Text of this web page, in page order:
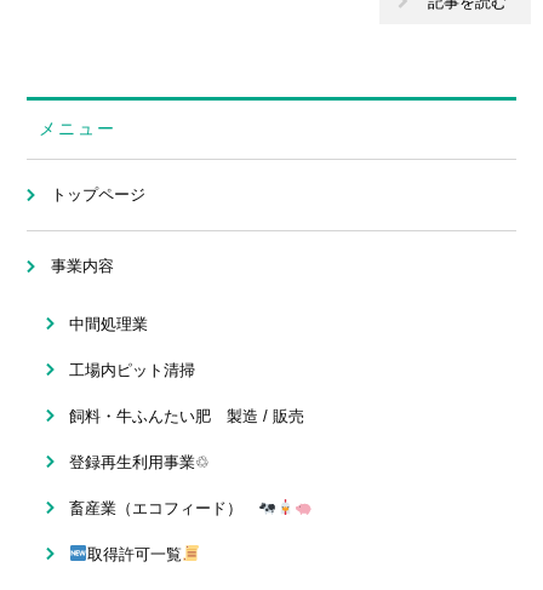
メニュー
トップページ
事業内容
中間処理業
工場内ピット清掃
飼料・牛ふんたい肥 製造 / 販売
登録再生利用事業♲
畜産業（エコフィード）
取得許可一覧